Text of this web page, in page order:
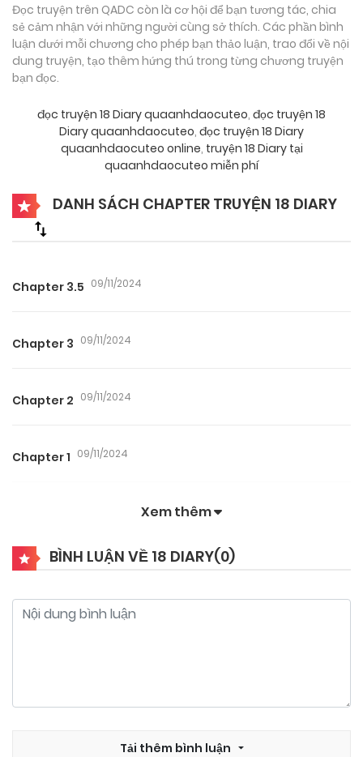
Đọc truyện trên QADC còn là cơ hội để bạn tương tác, chia
sẻ cảm nhận với những người cùng sở thích. Các phần bình
luận dưới mỗi chương cho phép bạn thảo luận, trao đổi về nội
dung truyện, tạo thêm hứng thú trong từng chương truyện
bạn đọc.
đọc truyện 18 Diary quaanhdaocuteo, đọc truyện 18
Diary quaanhdaocuteo, đọc truyện 18 Diary
quaanhdaocuteo online, truyện 18 Diary tại
quaanhdaocuteo miễn phí
DANH SÁCH CHAPTER TRUYỆN 18 DIARY
Chapter 3.5 09/11/2024
Chapter 3 09/11/2024
Chapter 2 09/11/2024
Chapter 1 09/11/2024
Xem thêm
BÌNH LUẬN VỀ 18 DIARY(0)
Tải thêm bình luận